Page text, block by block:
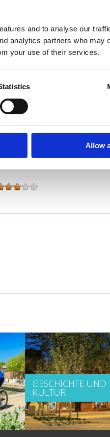
and to analyse our
analytics partners who may
your use of their services.
Allow
Offen: Während der Saison
Entfernung vom Meer:20
Eigenschaften
GESCHICHTE UND
KULTUR